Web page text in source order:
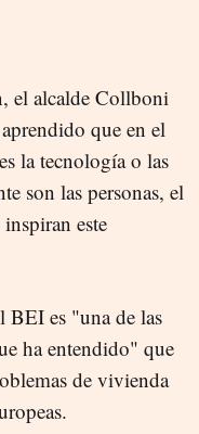
el alcalde Collboni
que en el
la tecnología o las
son las personas, el
este
BEI es "una de las
ha entendido" que
de vivienda